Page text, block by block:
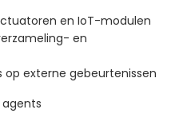
en IoT-modulen
en
externe gebeurtenissen